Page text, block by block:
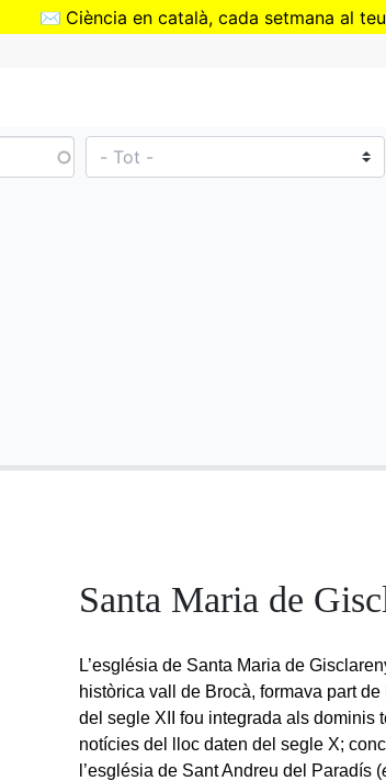
✉️ Ciència en català, cada setmana al
Santa Maria de
L’església de Santa Maria de
històrica vall de Brocà, formava part
del segle XII fou integrada als dominis
notícies del lloc daten del segle X;
l’església de Sant Andreu del Paradís (